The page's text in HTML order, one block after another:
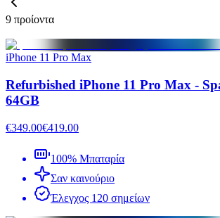
9 προίοντα
iPhone 11 Pro Max
Refurbished iPhone 11 Pro Max -
64GB
€349.00€419.00
100% Μπαταρία
Σαν καινούριο
Έλεγχος 120 σημείων